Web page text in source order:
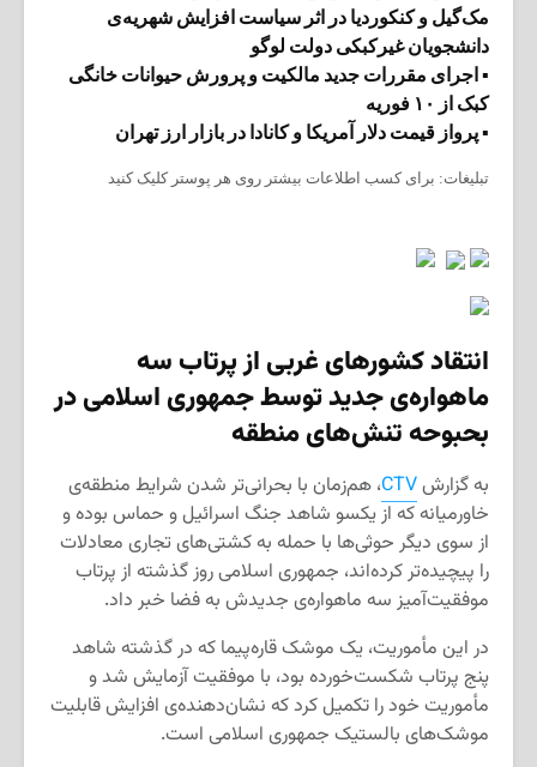
مک‌گیل و کنکوردیا در اثر سیاست افزایش شهریه‌ی
دانشجویان غیرکبکی دولت لوگو
▪ اجرای مقررات جدید مالکیت و پرورش حیوانات خانگی
کبک از ۱۰ فوریه
▪ پرواز قیمت دلار آمریکا و کانادا در بازار ارز تهران
تبلیغات: برای کسب اطلاعات بیشتر روی هر پوستر کلیک کنید
انتقاد کشورهای غربی از پرتاب سه
ماهواره‌ی جدید توسط جمهوری اسلامی در
بحبوحه تنش‌های منطقه
به گزارشCTV، هم‌زمان با بحرانی‌تر شدن شرایط منطقه‌ی
خاورمیانه که از یکسو شاهد جنگ اسرائیل و حماس بوده و
از سوی دیگر حوثی‌ها با حمله به کشتی‌های تجاری معادلات
را پیچیده‌تر کرده‌اند، جمهوری اسلامی روز گذشته از پرتاب
موفقیت‌آمیز سه ماهواره‌ی جدیدش به فضا خبر داد.
در این مأموریت، یک موشک قاره‌پیما که در گذشته شاهد
پنج پرتاب شکست‌خورده بود، با موفقیت آزمایش شد و
مأموریت خود را تکمیل کرد که نشان‌دهنده‌ی افزایش قابلیت
موشک‌های بالستیک جمهوری اسلامی است.